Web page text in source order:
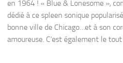
en 1964 ! « Blue & Lonesome »,
dédié à ce spleen sonique
bonne ville de Chicago…et à son
amoureuse. C’est également le tout